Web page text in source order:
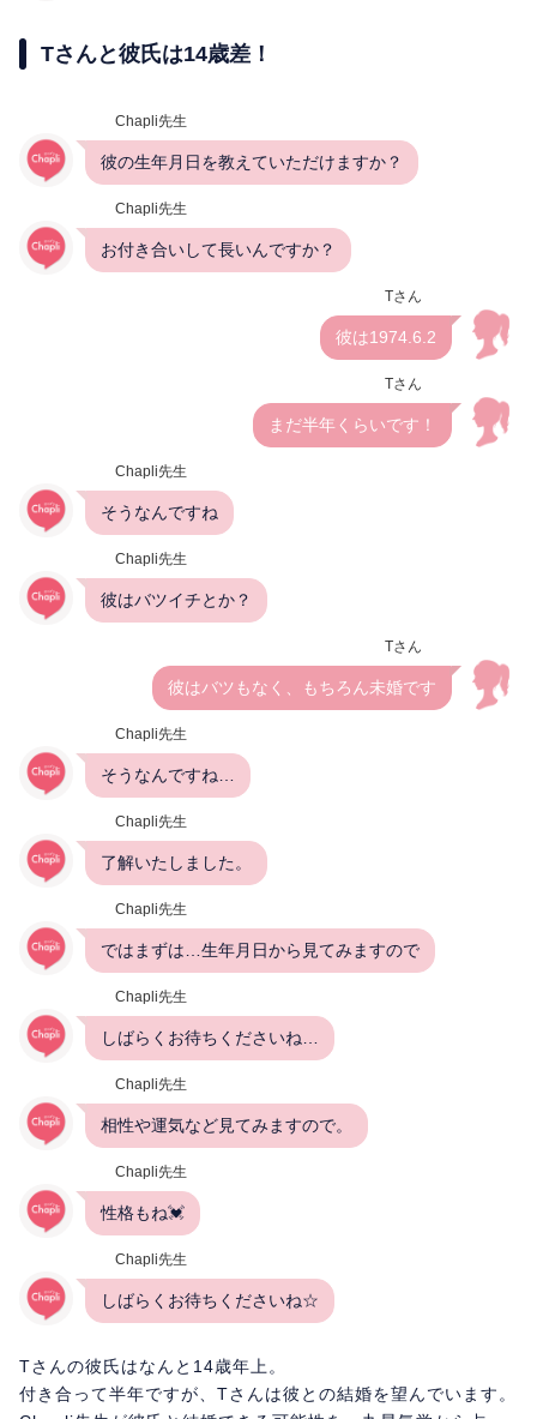
Tさんと彼氏は14歳差！
Chapli先生
彼の生年月日を教えていただけますか？
Chapli先生
お付き合いして長いんですか？
Tさん
彼は1974.6.2
Tさん
まだ半年くらいです！
Chapli先生
そうなんですね
Chapli先生
彼はバツイチとか？
Tさん
彼はバツもなく、もちろん未婚です
Chapli先生
そうなんですね…
Chapli先生
了解いたしました。
Chapli先生
ではまずは…生年月日から見てみますので
Chapli先生
しばらくお待ちくださいね…
Chapli先生
相性や運気など見てみますので。
Chapli先生
性格もね💓
Chapli先生
しばらくお待ちくださいね☆
Tさんの彼氏はなんと14歳年上。
付き合って半年ですが、Tさんは彼との結婚を望んでいます。